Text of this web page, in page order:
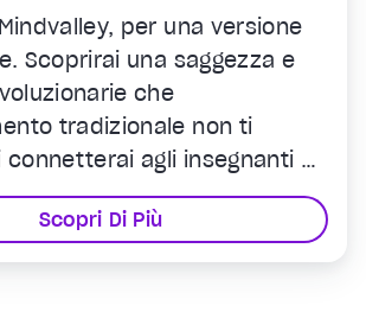
per una versione
Scoprirai una saggezza e
che
tradizionale non ti
connetterai agli insegnanti e
migliori del mondo. Tutto
un’unica innovativa
apprendimento online.
Scopri Di Più